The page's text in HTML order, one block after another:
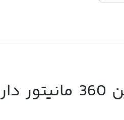
مشخصات دوربین کامیون و تریلی چهار دوربین 360 مانیتور دار